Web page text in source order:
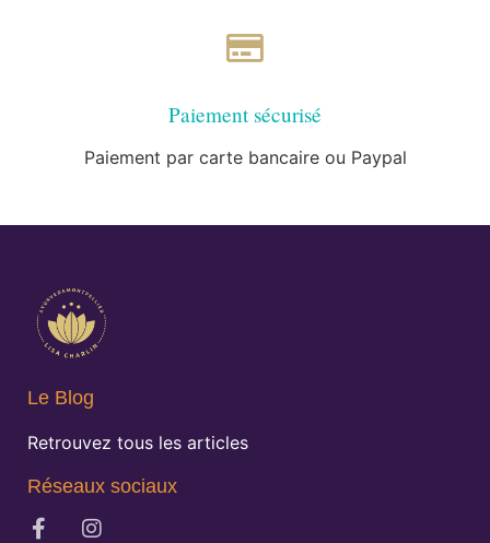
Paiement sécurisé
Paiement par carte bancaire ou Paypal
Le Blog
Retrouvez tous les articles
Réseaux sociaux